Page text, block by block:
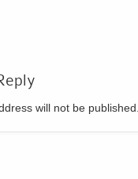
will not be